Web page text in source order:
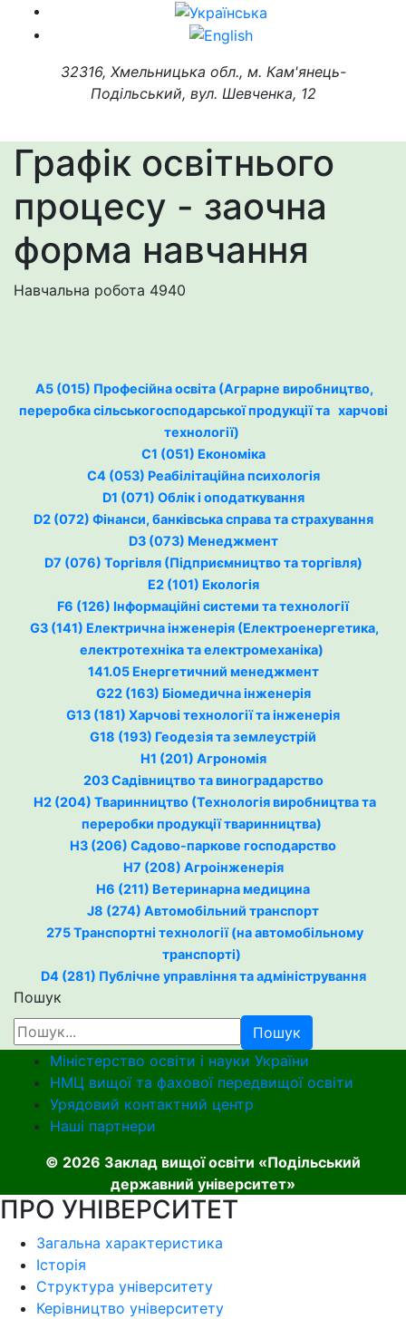
32316, Хмельницька обл., м. Кам'янець-
Подільський, вул. Шевченка, 12
Графік освітнього
процесу - заочна
форма навчання
Навчальна робота 4940
A5 (015) Професійна освіта (Аграрне виробництво,
переробка сільськогосподарської продукції та харчові
технології)
C1 (051) Економіка
C4 (053) Реабілітаційна психологія
D1 (071) Облік і оподаткування
D2 (072) Фінанси, банківська справа та страхування
D3 (073) Менеджмент
D7 (076) Торгівля (Підприємництво та торгівля)
E2 (101) Екологія
F6 (126) Інформаційні системи та технології
G3 (141) Електрична інженерія (Електроенергетика,
електротехніка та електромеханіка)
141.05 Енергетичний менеджмент
G22 (163) Біомедична інженерія
G13 (181) Харчові технології та інженерія
G18 (193) Геодезія та землеустрій
H1 (201) Агрономія
203 Садівництво та виноградарство
H2 (204) Тваринництво (Технологія виробництва та
переробки продукції тваринництва)
H3 (206) Садово-паркове господарство
H7 (208) Агроінженерія
H6 (211) Ветеринарна медицина
J8 (274) Автомобільний транспорт
275 Транспортні технології (на автомобільному
транспорті)
D4 (281) Публічне управління та адміністрування
Пошук
Пошук
Міністерство освіти і науки України
НМЦ вищої та фахової передвищої освіти
Урядовий контактний центр
Наші партнери
© 2026 Заклад вищої освіти «Подільський
державний університет»
ПРО УНІВЕРСИТЕТ
Загальна характеристика
Історія
Структура університету
Керівництво університету